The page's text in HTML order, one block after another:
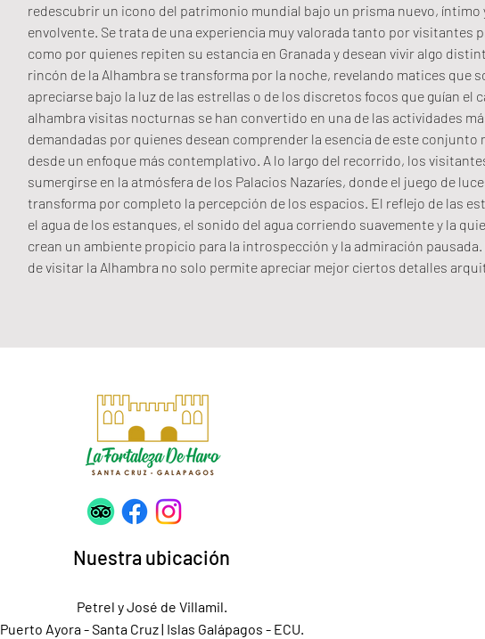
redescubrir un icono del patrimonio mundial bajo un prisma nuevo, íntimo
envolvente. Se trata de una experiencia muy valorada tanto por visitantes
como por quienes repiten su estancia en Granada y desean vivir algo
rincón de la Alhambra se transforma por la noche, revelando matices que
apreciarse bajo la luz de las estrellas o de los discretos focos que guían el
alhambra visitas nocturnas se han convertido en una de las actividades
demandadas por quienes desean comprender la esencia de este conjunto
desde un enfoque más contemplativo. A lo largo del recorrido, los
sumergirse en la atmósfera de los Palacios Nazaríes, donde el juego de
transforma por completo la percepción de los espacios. El reflejo de las
el agua de los estanques, el sonido del agua corriendo suavemente y la
crean un ambiente propicio para la introspección y la admiración
de visitar la Alhambra no solo permite apreciar mejor ciertos detalles
Nuestra ubicación
Petrel y José de Villamil.
Puerto Ayora - Santa Cruz | Islas Galápagos - ECU.